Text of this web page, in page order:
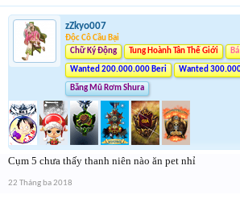
zZkyo007
Độc Cô Cầu Bại
Chữ Ký Động
Tung Hoành Tân Thế Giới
Wanted 200.000.000 Beri Wanted
Băng Mũ Rơm Shura
Cụm 5 chưa thấy thanh niên nào ăn pet nhỉ
22 Tháng ba 2018